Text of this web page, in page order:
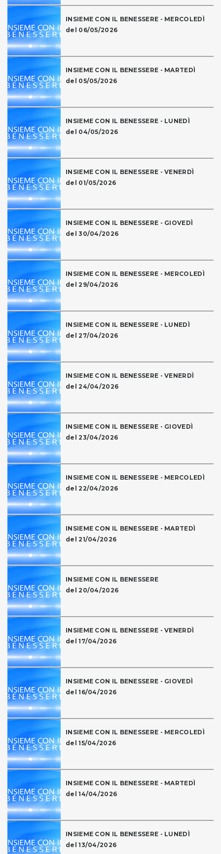
INSIEME CON IL BENESSERE - MERCOLEDÌ
del 06/05/2026
INSIEME CON IL BENESSERE - MARTEDÌ
del 05/05/2026
INSIEME CON IL BENESSERE - LUNEDÌ
del 04/05/2026
INSIEME CON IL BENESSERE - VENERDÌ
del 01/05/2026
INSIEME CON IL BENESSERE - GIOVEDÌ
del 30/04/2026
INSIEME CON IL BENESSERE - MERCOLEDÌ
del 29/04/2026
INSIEME CON IL BENESSERE - LUNEDÌ
del 27/04/2026
INSIEME CON IL BENESSERE - VENERDÌ
del 24/04/2026
INSIEME CON IL BENESSERE - GIOVEDÌ
del 23/04/2026
INSIEME CON IL BENESSERE - MERCOLEDÌ
del 22/04/2026
INSIEME CON IL BENESSERE - MARTEDÌ
del 21/04/2026
INSIEME CON IL BENESSERE
del 20/04/2026
INSIEME CON IL BENESSERE - VENERDÌ
del 17/04/2026
INSIEME CON IL BENESSERE - GIOVEDÌ
del 16/04/2026
INSIEME CON IL BENESSERE - MERCOLEDÌ
del 15/04/2026
INSIEME CON IL BENESSERE - MARTEDÌ
del 14/04/2026
INSIEME CON IL BENESSERE - LUNEDÌ
del 13/04/2026